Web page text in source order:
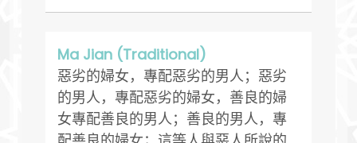
Ma Jian (Traditional)
惡劣的婦女，專配惡劣的男人；惡劣
的男人，專配惡劣的婦女，善良的婦
女專配善良的男人；善良的男人，專